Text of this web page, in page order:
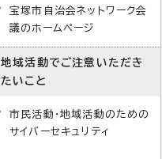
宝塚市自治会ネットワーク会
議のホームページ
地域活動でご注意いただき
たいこと
市民活動・地域活動のための
サイバーセキュリティ